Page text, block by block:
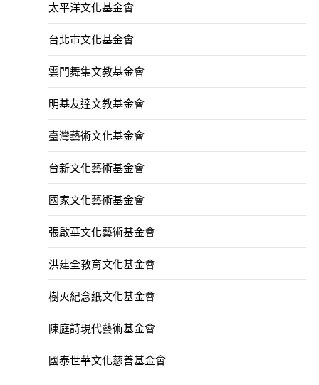
太平洋文化基金會
台北市文化基金會
雲門舞集文教基金會
明基友達文教基金會
臺灣藝術文化基金會
台新文化藝術基金會
國家文化藝術基金會
張啟華文化藝術基金會
洪建全教育文化基金會
樹火紀念紙文化基金會
陳庭詩現代藝術基金會
國泰世華文化慈善基金會